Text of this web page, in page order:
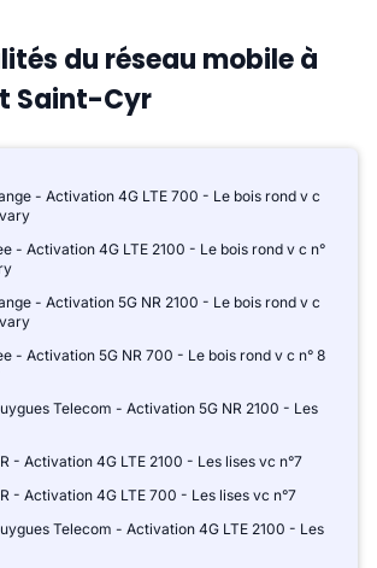
du réseau mobile à
Saint-Cyr
- Activation 4G LTE 700 - Le bois rond v c
- Activation 4G LTE 2100 - Le bois rond v c n°
- Activation 5G NR 2100 - Le bois rond v c
- Activation 5G NR 700 - Le bois rond v c n° 8
Telecom - Activation 5G NR 2100 - Les
- Activation 4G LTE 2100 - Les lises vc n°7
- Activation 4G LTE 700 - Les lises vc n°7
Telecom - Activation 4G LTE 2100 - Les